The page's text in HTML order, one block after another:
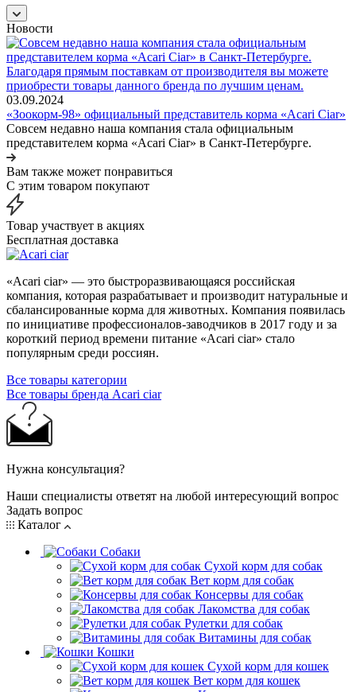
Новости
03.09.2024
«Зоокорм-98» официальный представитель корма «Acari Ciar»
Совсем недавно наша компания стала официальным
представителем корма «Acari Ciar» в Санкт-Петербурге.
Вам также может понравиться
С этим товаром покупают
Товар участвует в акциях
Бесплатная доставка
«Acari ciar» — это быстроразвивающаяся российская
компания, которая разрабатывает и производит натуральные и
сбалансированные корма для животных. Компания появилась
по инициативе профессионалов-заводчиков в 2017 году и за
короткий период времени питание «Acari ciar» стало
популярным среди россиян.
Все товары категории
Все товары бренда Acari ciar
Нужна консультация?
Наши специалисты ответят на любой интересующий вопрос
Задать вопрос
Каталог
Собаки
Сухой корм для собак
Вет корм для собак
Консервы для собак
Лакомства для собак
Рулетки для собак
Витамины для собак
Кошки
Сухой корм для кошек
Вет корм для кошек